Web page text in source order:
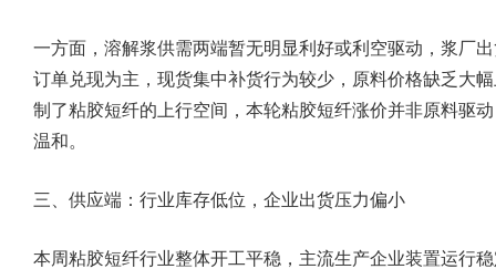
一方面，溶解浆供需两端暂无明显利好或利空驱动，浆厂
订单兑现为主，现货集中补货行为较少，原料价格缺乏大
制了粘胶短纤的上行空间，本轮粘胶短纤涨价并非原料驱
温和。
三、供应端：行业库存低位，企业出货压力偏小
本周粘胶短纤行业整体开工平稳，主流生产企业装置运行